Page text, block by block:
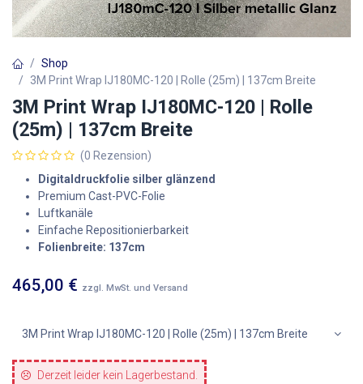
Shop
3M Print Wrap IJ180MC-120 | Rolle (25m) | 137cm Breite
3M Print Wrap IJ180MC-120 | Rolle
(25m) | 137cm Breite
(0 Rezension)
Digitaldruckfolie silber glänzend
Premium Cast-PVC-Folie
Luftkanäle
Einfache Repositionierbarkeit
Folienbreite: 137cm
465,00 € zzgl. MwSt. und Versand
3M Print Wrap IJ180MC-120 | Rolle (25m) | 137cm Breite
Derzeit leider kein Lagerbestand.